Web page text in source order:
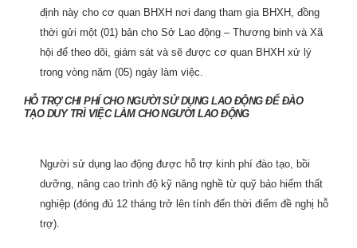
định này cho cơ quan BHXH nơi đang tham gia BHXH, đồng
thời gửi một (01) bản cho Sở Lao động – Thương binh và Xã
hội để theo dõi, giám sát và sẽ được cơ quan BHXH xử lý
trong vòng năm (05) ngày làm việc.
HỖ TRỢ CHI PHÍ CHO NGƯỜI SỬ DỤNG LAO ĐỘNG ĐỂ ĐÀO
TẠO DUY TRÌ VIỆC LÀM CHO NGƯỜI LAO ĐỘNG
Người sử dụng lao động được hỗ trợ kinh phí đào tạo, bồi
dưỡng, nâng cao trình độ kỹ năng nghề từ quỹ bảo hiểm thất
nghiệp (đóng đủ 12 tháng trở lên tính đến thời điểm đề nghị hỗ
trợ).